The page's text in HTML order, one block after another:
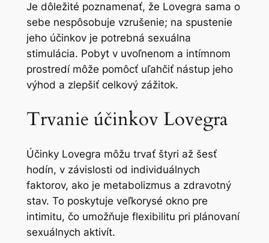
Je dôležité poznamenať, že Lovegra sama o
sebe nespôsobuje vzrušenie; na spustenie
jeho účinkov je potrebná sexuálna
stimulácia. Pobyt v uvoľnenom a intímnom
prostredí môže pomôcť uľahčiť nástup jeho
výhod a zlepšiť celkový zážitok.
Trvanie účinkov Lovegra
Účinky Lovegra môžu trvať štyri až šesť
hodín, v závislosti od individuálnych
faktorov, ako je metabolizmus a zdravotný
stav. To poskytuje veľkorysé okno pre
intimitu, čo umožňuje flexibilitu pri plánovaní
sexuálnych aktivít.